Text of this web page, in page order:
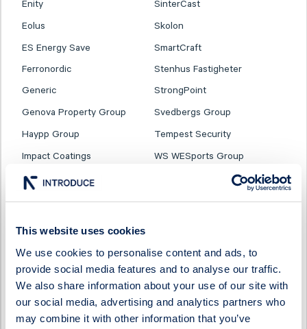
This website uses cookies
We use cookies to personalise content and ads, to
provide social media features and to analyse our traffic.
We also share information about your use of our site with
our social media, advertising and analytics partners who
may combine it with other information that you’ve
Enity
SinterCast
Eolus
Skolon
ES Energy Save
SmartCraft
Ferronordic
Stenhus Fastigheter
Generic
StrongPoint
Genova Property Group
Svedbergs Group
Haypp Group
Tempest Security
Impact Coatings
WS WESports Group
Infrea